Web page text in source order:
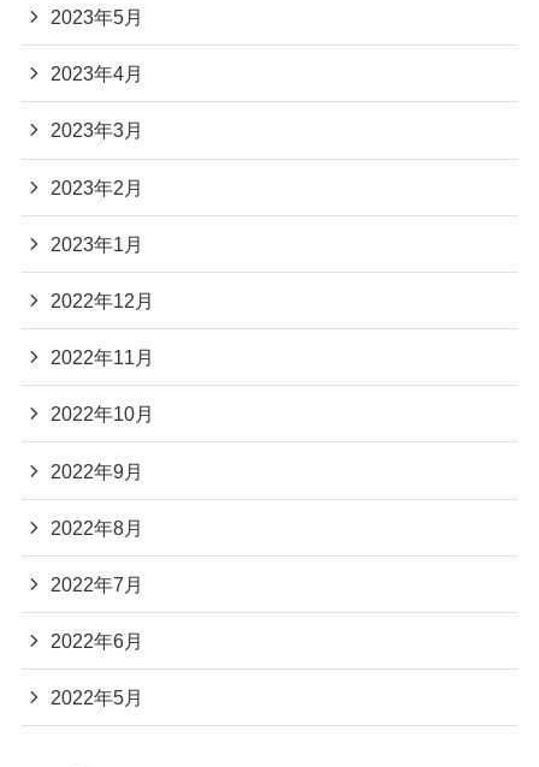
2023年5月
2023年4月
2023年3月
2023年2月
2023年1月
2022年12月
2022年11月
2022年10月
2022年9月
2022年8月
2022年7月
2022年6月
2022年5月